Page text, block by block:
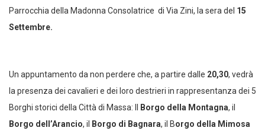
Parrocchia della Madonna Consolatrice di Via Zini, la sera del 15
Settembre.
Un appuntamento da non perdere che, a partire dalle 20,30, vedrà
la presenza dei cavalieri e dei loro destrieri in rappresentanza dei 5
Borghi storici della Città di Massa: Il
Borgo della Montagna, il
Borgo dell’Arancio, il Borgo di Bagnara, il Borgo della Mimosa